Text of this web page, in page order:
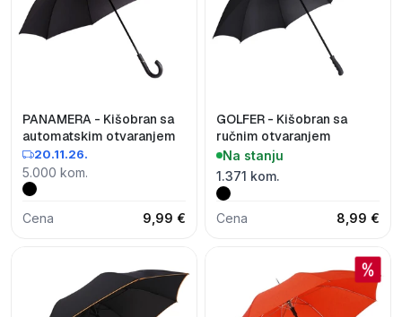
PANAMERA - Kišobran sa
automatskim otvaranjem
20.11.26.
5.000 kom.
Cena 9,99 €
GOLFER - Kišobran sa
ručnim otvaranjem
Na stanju
1.371 kom.
Cena 8,99 €